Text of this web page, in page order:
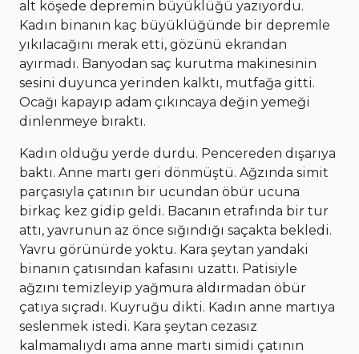
alt köşede depremin büyüklüğü yazıyordu.
Kadın binanın kaç büyüklüğünde bir depremle
yıkılacağını merak etti, gözünü ekrandan
ayırmadı. Banyodan saç kurutma makinesinin
sesini duyunca yerinden kalktı, mutfağa gitti.
Ocağı kapayıp adam çıkıncaya değin yemeği
dinlenmeye bıraktı.
Kadın olduğu yerde durdu. Pencereden dışarıya
baktı. Anne martı geri dönmüştü. Ağzında simit
parçasıyla çatının bir ucundan öbür ucuna
birkaç kez gidip geldi. Bacanın etrafında bir tur
attı, yavrunun az önce sığındığı saçakta bekledi.
Yavru görünürde yoktu. Kara şeytan yandaki
binanın çatısından kafasını uzattı. Patisiyle
ağzını temizleyip yağmura aldırmadan öbür
çatıya sıçradı. Kuyruğu dikti. Kadın anne martıya
seslenmek istedi. Kara şeytan cezasız
kalmamalıydı ama anne martı simidi çatının